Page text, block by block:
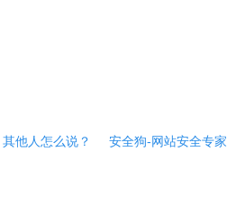
其他人怎么说？ 安全狗-网站安全专家